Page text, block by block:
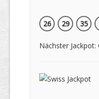
26
29 35
Nächster Jackpot: